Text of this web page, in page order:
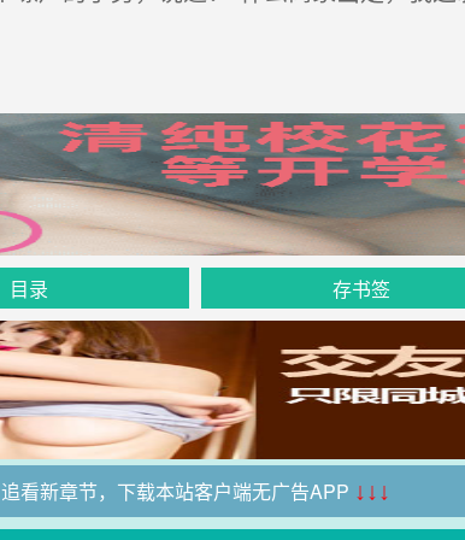
目录 存书签
追看新章节，下载本站客户端无广告APP ↓↓↓